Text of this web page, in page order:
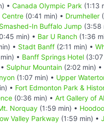
• Canada Olympic Park (1:13
Centre (0:41 min) • Drumheller
In Buffalo Jump (3:58
min) • Bar U Ranch (1:36
• Stadt Banff (2:11 min) •
• Banff Springs Hotel (3:07
Sulphur Mountain (2:02 min) •
(1:07 min) • Upper
• Fort Edmonton Park &
(0:36 min) • Art Gallery of
Norquay (1:59 min) •
Valley Parkway (1:59 min) •